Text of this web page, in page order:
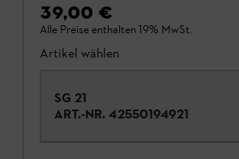
39,00 €
Alle Preise enthalten 19% MwSt.
Artikel wählen
SG 21
ART.-NR. 42550194921